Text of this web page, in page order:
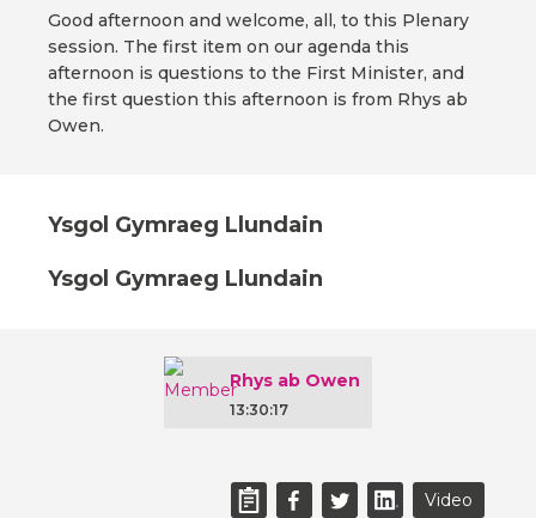
Good afternoon and welcome, all, to this Plenary
session. The first item on our agenda this
afternoon is questions to the First Minister, and
the first question this afternoon is from Rhys ab
Owen.
Ysgol Gymraeg Llundain
Ysgol Gymraeg Llundain
Rhys ab Owen
13:30:17
Video